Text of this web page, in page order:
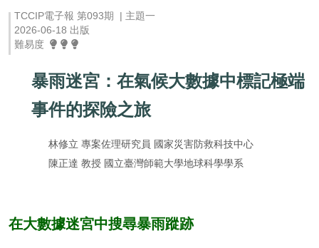
TCCIP電子報 第093期 | 主題一
2026-06-18 出版
難易度
暴雨迷宮：在氣候大數據中標記極端
事件的探險之旅
林修立 專案佐理研究員 國家災害防救科技中心
陳正達 教授 國立臺灣師範大學地球科學學系
在大數據迷宮中搜尋暴雨蹤跡